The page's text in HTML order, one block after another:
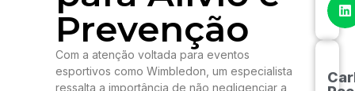
Prevenção
Com a atenção voltada para eventos
esportivos como Wimbledon, um especialista
ressalta a importância de não negligenciar a